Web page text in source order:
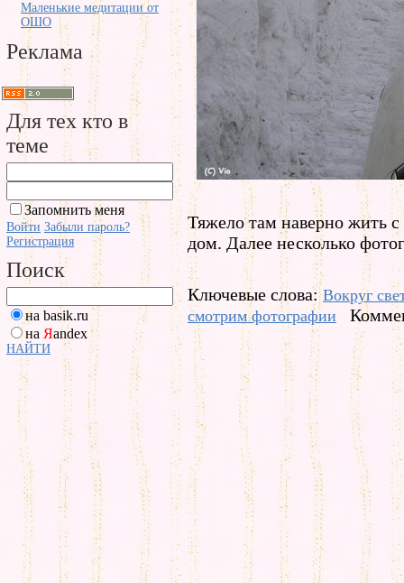
Маленькие медитации от
ОШО
Реклама
Для тех кто в
теме
Запомнить меня
Войти Забыли пароль?
Регистрация
Поиск
на basik.ru
на Яandex
НАЙТИ
Тяжело там наверно жить
дом. Далее несколько
Ключевые слова:Вокруг
смотрим фотографии